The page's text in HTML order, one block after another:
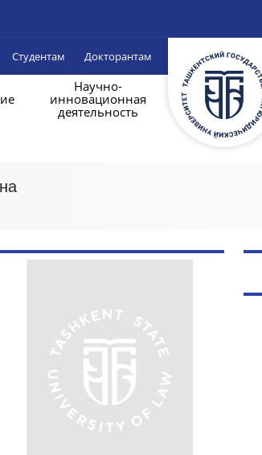
Студентам Докторантам
Научно-
инновационная
деятельность